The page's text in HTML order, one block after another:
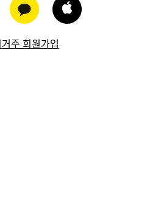
주 회원가입